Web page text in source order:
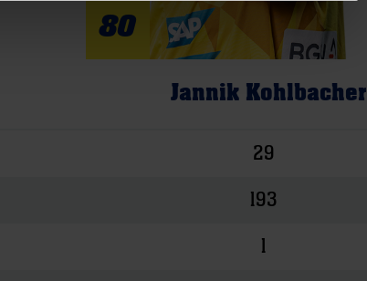
80
Jannik Kohlbacher
29
193
1